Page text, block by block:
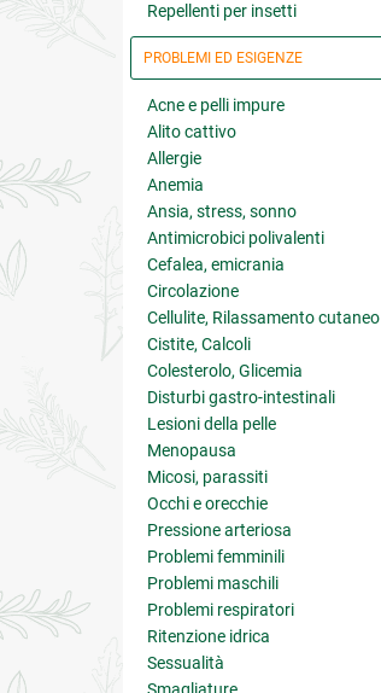
Repellenti per insetti
PROBLEMI ED ESIGENZE
Acne e pelli impure
Alito cattivo
Allergie
Anemia
Ansia, stress, sonno
Antimicrobici polivalenti
Cefalea, emicrania
Circolazione
Cellulite, Rilassamento cutaneo
Cistite, Calcoli
Colesterolo, Glicemia
Disturbi gastro-intestinali
Lesioni della pelle
Menopausa
Micosi, parassiti
Occhi e orecchie
Pressione arteriosa
Problemi femminili
Problemi maschili
Problemi respiratori
Ritenzione idrica
Sessualità